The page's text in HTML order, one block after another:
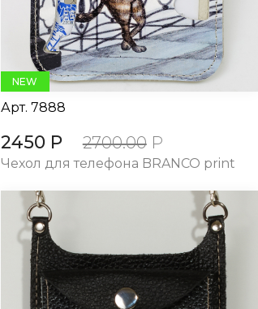
NEW
Арт. 7888
2450 Р 2700.00 Р
Чехол для телефона BRANCO print